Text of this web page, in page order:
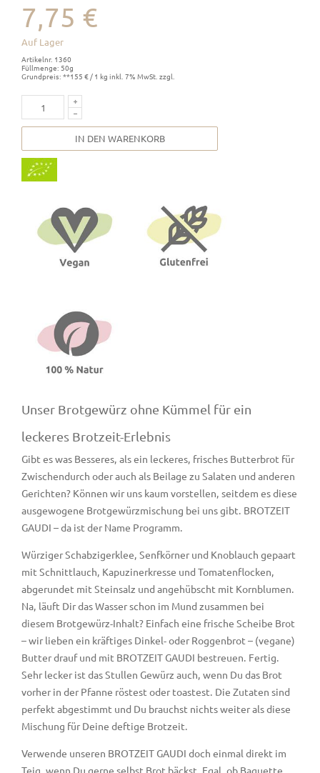
7,75 €
Auf Lager
Artikelnr. 1360
Füllmenge: 50g
Grundpreis: **155 € / 1 kg inkl. 7% MwSt. zzgl.
IN DEN WARENKORB
Unser Brotgewürz ohne Kümmel für ein
leckeres Brotzeit-Erlebnis
Gibt es was Besseres, als ein leckeres, frisches Butterbrot für
Zwischendurch oder auch als Beilage zu Salaten und anderen
Gerichten? Können wir uns kaum vorstellen, seitdem es diese
ausgewogene Brotgewürzmischung bei uns gibt. BROTZEIT
GAUDI – da ist der Name Programm.
Würziger Schabzigerklee, Senfkörner und Knoblauch gepaart
mit Schnittlauch, Kapuzinerkresse und Tomatenflocken,
abgerundet mit Steinsalz und angehübscht mit Kornblumen.
Na, läuft Dir das Wasser schon im Mund zusammen bei
diesem Brotgewürz-Inhalt? Einfach eine frische Scheibe Brot
– wir lieben ein kräftiges Dinkel- oder Roggenbrot – (vegane)
Butter drauf und mit BROTZEIT GAUDI bestreuen. Fertig.
Sehr lecker ist das Stullen Gewürz auch, wenn Du das Brot
vorher in der Pfanne röstest oder toastest. Die Zutaten sind
perfekt abgestimmt und Du brauchst nichts weiter als diese
Mischung für Deine deftige Brotzeit.
Verwende unseren BROTZEIT GAUDI doch einmal direkt im
Teig, wenn Du gerne selbst Brot bäckst. Egal, ob Baguette